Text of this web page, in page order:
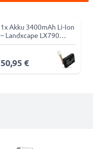
1x Akku 3400mAh Li-Ion
– Landxcape LX790
Series
50,95 €